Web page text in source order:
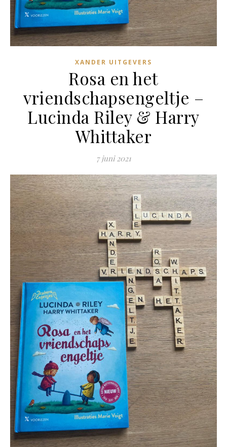
XANDER UITGEVERS
Rosa en het
vriendschapsengeltje –
Lucinda Riley & Harry
Whittaker
7 juni 2021